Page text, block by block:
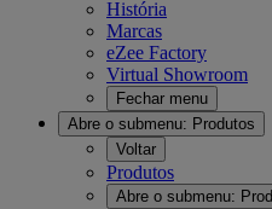
História
Marcas
eZee Factory
Virtual Showroom
Fechar menu
Abre o submenu: Produtos
Voltar
Produtos
Abre o submenu: